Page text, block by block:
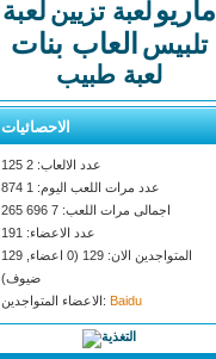
ماريو لعبة تزيين لعبة
تلبيس العاب بنات
لعبة طبيب
الاحصائيات
عدد الالعاب: 2 125
عدد مرات اللعب اليوم: 1 874
اجمالى مرات اللعب: 7 696 265
عدد الاعضاء: 191
المتواجدين الان: 129 (0 اعضاء, 129
ضيوف)
الاعضاء المتواجدين: Baidu